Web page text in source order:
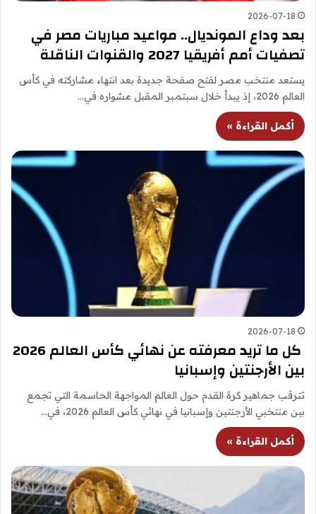
2026-07-18
بعد وداع المونديال.. مواعيد مباريات مصر في
تصفيات أمم أفريقيا 2027 والقنوات الناقلة
يستعد منتخب مصر لفتح صفحة جديدة بعد انتهاء مشاركته في كأس
العالم 2026، إذ يبدأ خلال سبتمبر المقبل مشواره في…
أكمل القراءة »
2026-07-18
كل ما تريد معرفته عن نهائي كأس العالم 2026
بين الأرجنتين وإسبانيا
تترقب جماهير كرة القدم حول العالم المواجهة الحاسمة التي تجمع
بين منتخبي الأرجنتين وإسبانيا في نهائي كأس العالم 2026، في…
أكمل القراءة »